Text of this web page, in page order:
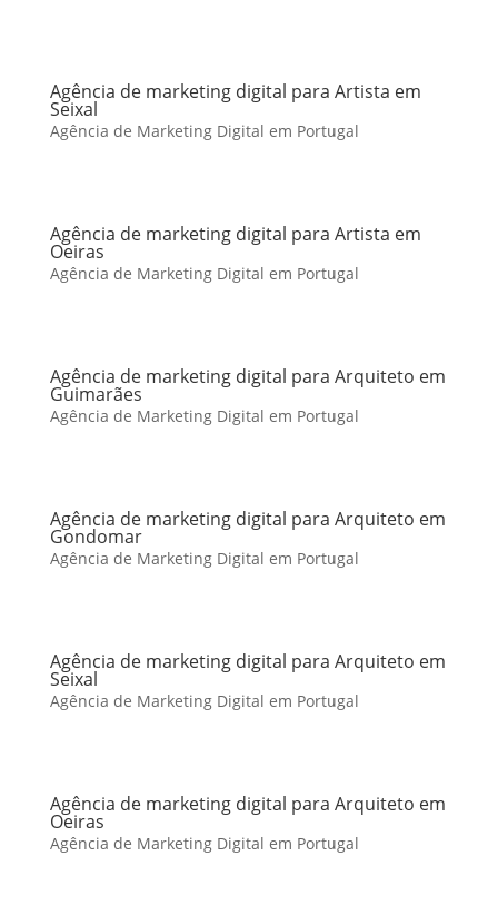
Agência de marketing digital para Artista em
Seixal
Agência de Marketing Digital em Portugal
Agência de marketing digital para Artista em
Oeiras
Agência de Marketing Digital em Portugal
Agência de marketing digital para Arquiteto em
Guimarães
Agência de Marketing Digital em Portugal
Agência de marketing digital para Arquiteto em
Gondomar
Agência de Marketing Digital em Portugal
Agência de marketing digital para Arquiteto em
Seixal
Agência de Marketing Digital em Portugal
Agência de marketing digital para Arquiteto em
Oeiras
Agência de Marketing Digital em Portugal